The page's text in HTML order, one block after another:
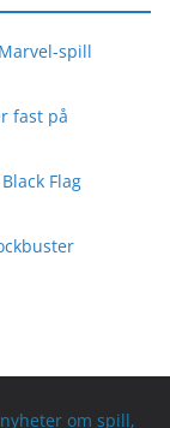
spill
fast på
Flag
om spill,